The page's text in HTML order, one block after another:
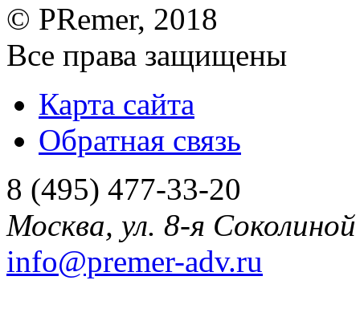
© PRemer, 2018
Все права защищены
Карта сайта
Обратная связь
8 (495) 477-33-20
Москва, ул. 8-я
info@premer-adv.ru